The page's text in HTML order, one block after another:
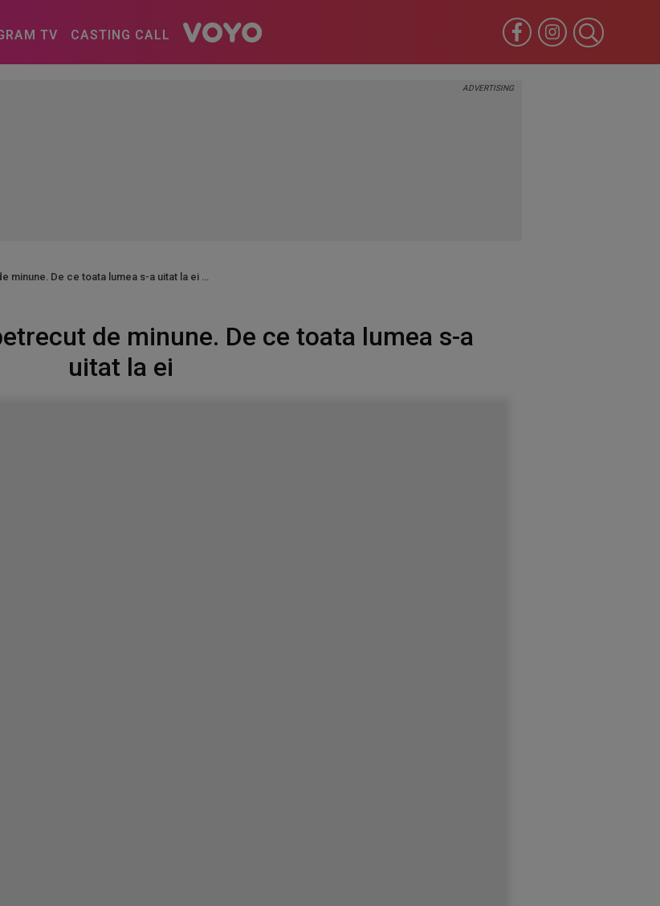
TV CASTING CALL
minune. De ce toata lumea s-a uitat la ei
de minune. De ce toata lumea s-a
uitat la ei